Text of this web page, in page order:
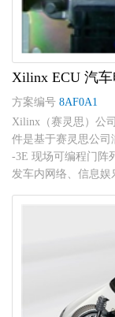
Xilinx ECU 汽
方案编号 8AF0A1
Xilinx（赛灵思）公
件是基于赛灵思公司
-3E 现场可编程门阵
发车内网络、信息娱